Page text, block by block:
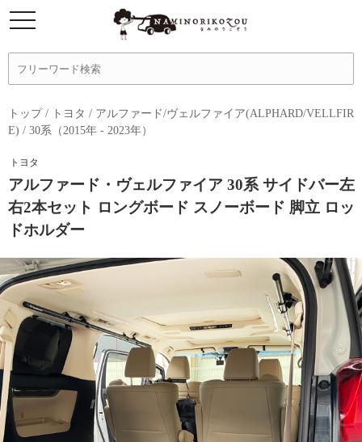
トップ/ トヨタ / アルファード/ヴェルファイア(ALPHARD/VELLFIR
E) / 30系（2015年 - 2023年）
トヨタ
アルファード・ヴェルファイア 30系 サイドバー左
右2本セット ロングボード スノーボード 脚立 ロッ
ドホルダー